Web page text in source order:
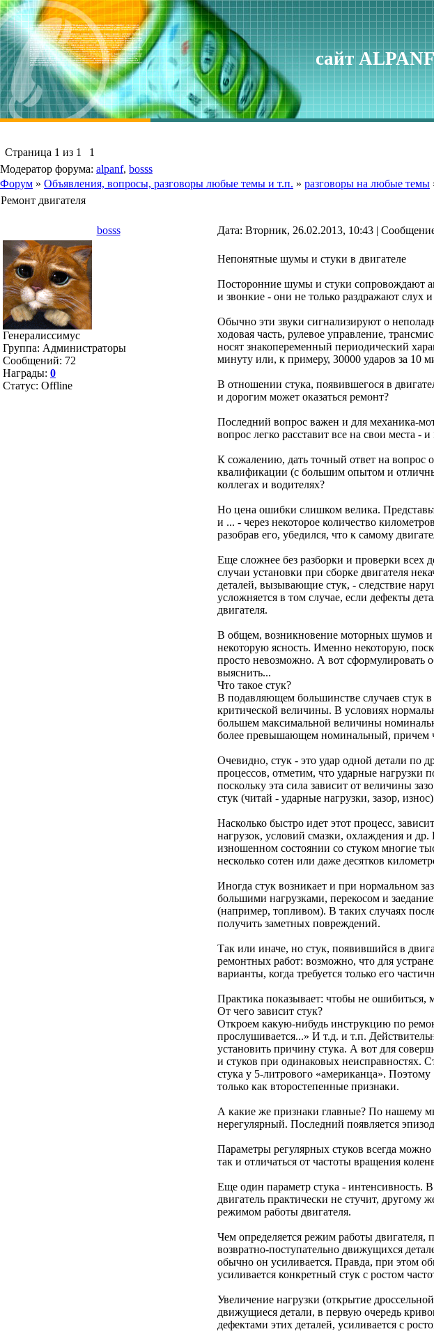
сайт
Страница 1 из 1
1
Модератор форума: alpanf, bosss
Форум » Объявления, вопросы, разговоры любые темы и т.п. » разговоры на любые темы
Ремонт двигателя
bosss Дата: Вторник, 26.02.2013, 10:43 |
Генералиссимус
Группа: Администраторы
Сообщений: 72
Награды: 0
Статус: Offline
Непонятные шумы и стуки в двигателе
Посторонние шумы и стуки сопровождают
и звонкие - они не только раздражают слух
Обычно эти звуки сигнализируют о
ходовая часть, рулевое управление,
носят знакопеременный периодический
минуту или, к примеру, 30000 ударов за 10
В отношении стука, появившегося в
и дорогим может оказаться ремонт?
Последний вопрос важен и для механика-
вопрос легко расставит все на свои места -
К сожалению, дать точный ответ на вопрос
квалификации (с большим опытом и
коллегах и водителях?
Но цена ошибки слишком велика.
и ... - через некоторое количество
разобрав его, убедился, что к самому
Еще сложнее без разборки и проверки всех
случаи установки при сборке двигателя
деталей, вызывающие стук, - следствие
усложняется в том случае, если дефекты
двигателя.
В общем, возникновение моторных шумов и
некоторую ясность. Именно некоторую,
просто невозможно. А вот
выяснить...
Что такое стук?
В подавляющем большинстве случаев стук
критической величины. В условиях
большем максимальной величины
более превышающем номинальный, причем
Очевидно, стук - это удар одной детали по
процессов, отметим, что ударные нагрузки
поскольку эта сила зависит от величины
стук (читай - ударные нагрузки, зазор,
Насколько быстро идет этот процесс,
нагрузок, условий смазки, охлаждения и
изношенном состоянии со стуком многие
несколько сотен или даже десятков
Иногда стук возникает и при нормальном
большими нагрузками, перекосом и
(например, топливом). В таких случаях
получить заметных повреждений.
Так или иначе, но стук, появившийся в
ремонтных работ: возможно, что для
варианты, когда требуется только его
Практика показывает: чтобы не ошибиться,
От чего зависит стук?
Откроем какую-нибудь инструкцию по
прослушивается...» И т.д. и т.п.
установить причину стука. А вот для
и стуков при одинаковых неисправностях.
стука у 5-литрового «американца».
только как второстепенные признаки.
А какие же признаки главные? По нашему
нерегулярный. Последний появляется
Параметры регулярных стуков всегда можно
так и отличаться от частоты вращения
Еще один параметр стука - интенсивность.
двигатель практически не стучит, другому
режимом работы двигателя.
Чем определяется режим работы
возвратно-поступательно движущихся
обычно он усиливается. Правда, при этом
усиливается конкретный стук с ростом
Увеличение нагрузки (открытие
движущиеся детали, в первую очередь
дефектами этих деталей, усиливается с